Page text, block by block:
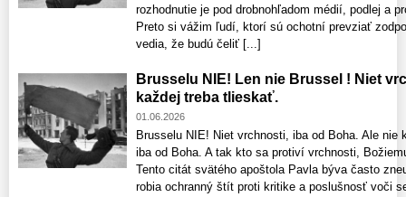
rozhodnutie je pod drobnohľadom médií, podlej a
Preto si vážim ľudí, ktorí sú ochotní prevziať
vedia, že budú čeliť [...]
Brusselu NIE! Len nie Brussel ! Niet
každej treba tlieskať.
01.06.2026
Brusselu NIE! Niet vrchnosti, iba od Boha. Ale nie
iba od Boha. A tak kto sa protiví vrchnosti,
Tento citát svätého apoštola Pavla býva často
robia ochranný štít proti kritike a poslušnosť voči